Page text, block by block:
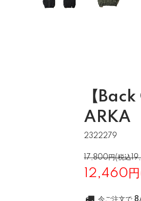
【
ARKA
2322279
17,800円(税込
12,460